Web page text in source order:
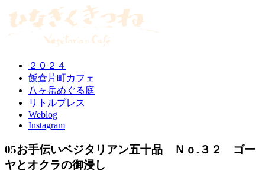
２０２４
飯倉片町カフェ
八ヶ岳めぐる庭
リトルプレス
Weblog
Instagram
05お手伝いベジタリアン五十品 Ｎｏ.３２ ゴー
ヤとオクラの御浸し